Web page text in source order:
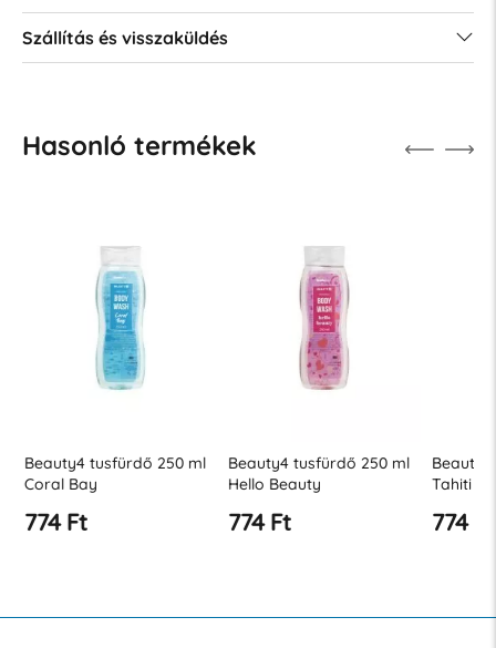
Szállítás és visszaküldés
Hasonló termékek
Beauty4 tusfürdő 250 ml
Coral Bay
774 Ft
Beauty4 tusfürdő 250 ml
Hello Beauty
774 Ft
Tahiti
774 Ft